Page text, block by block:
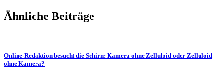
Ähnliche Beiträge
Online-Redaktion besucht die Schirn: Kamera ohne Zelluloid oder Zelluloid
ohne Kamera?